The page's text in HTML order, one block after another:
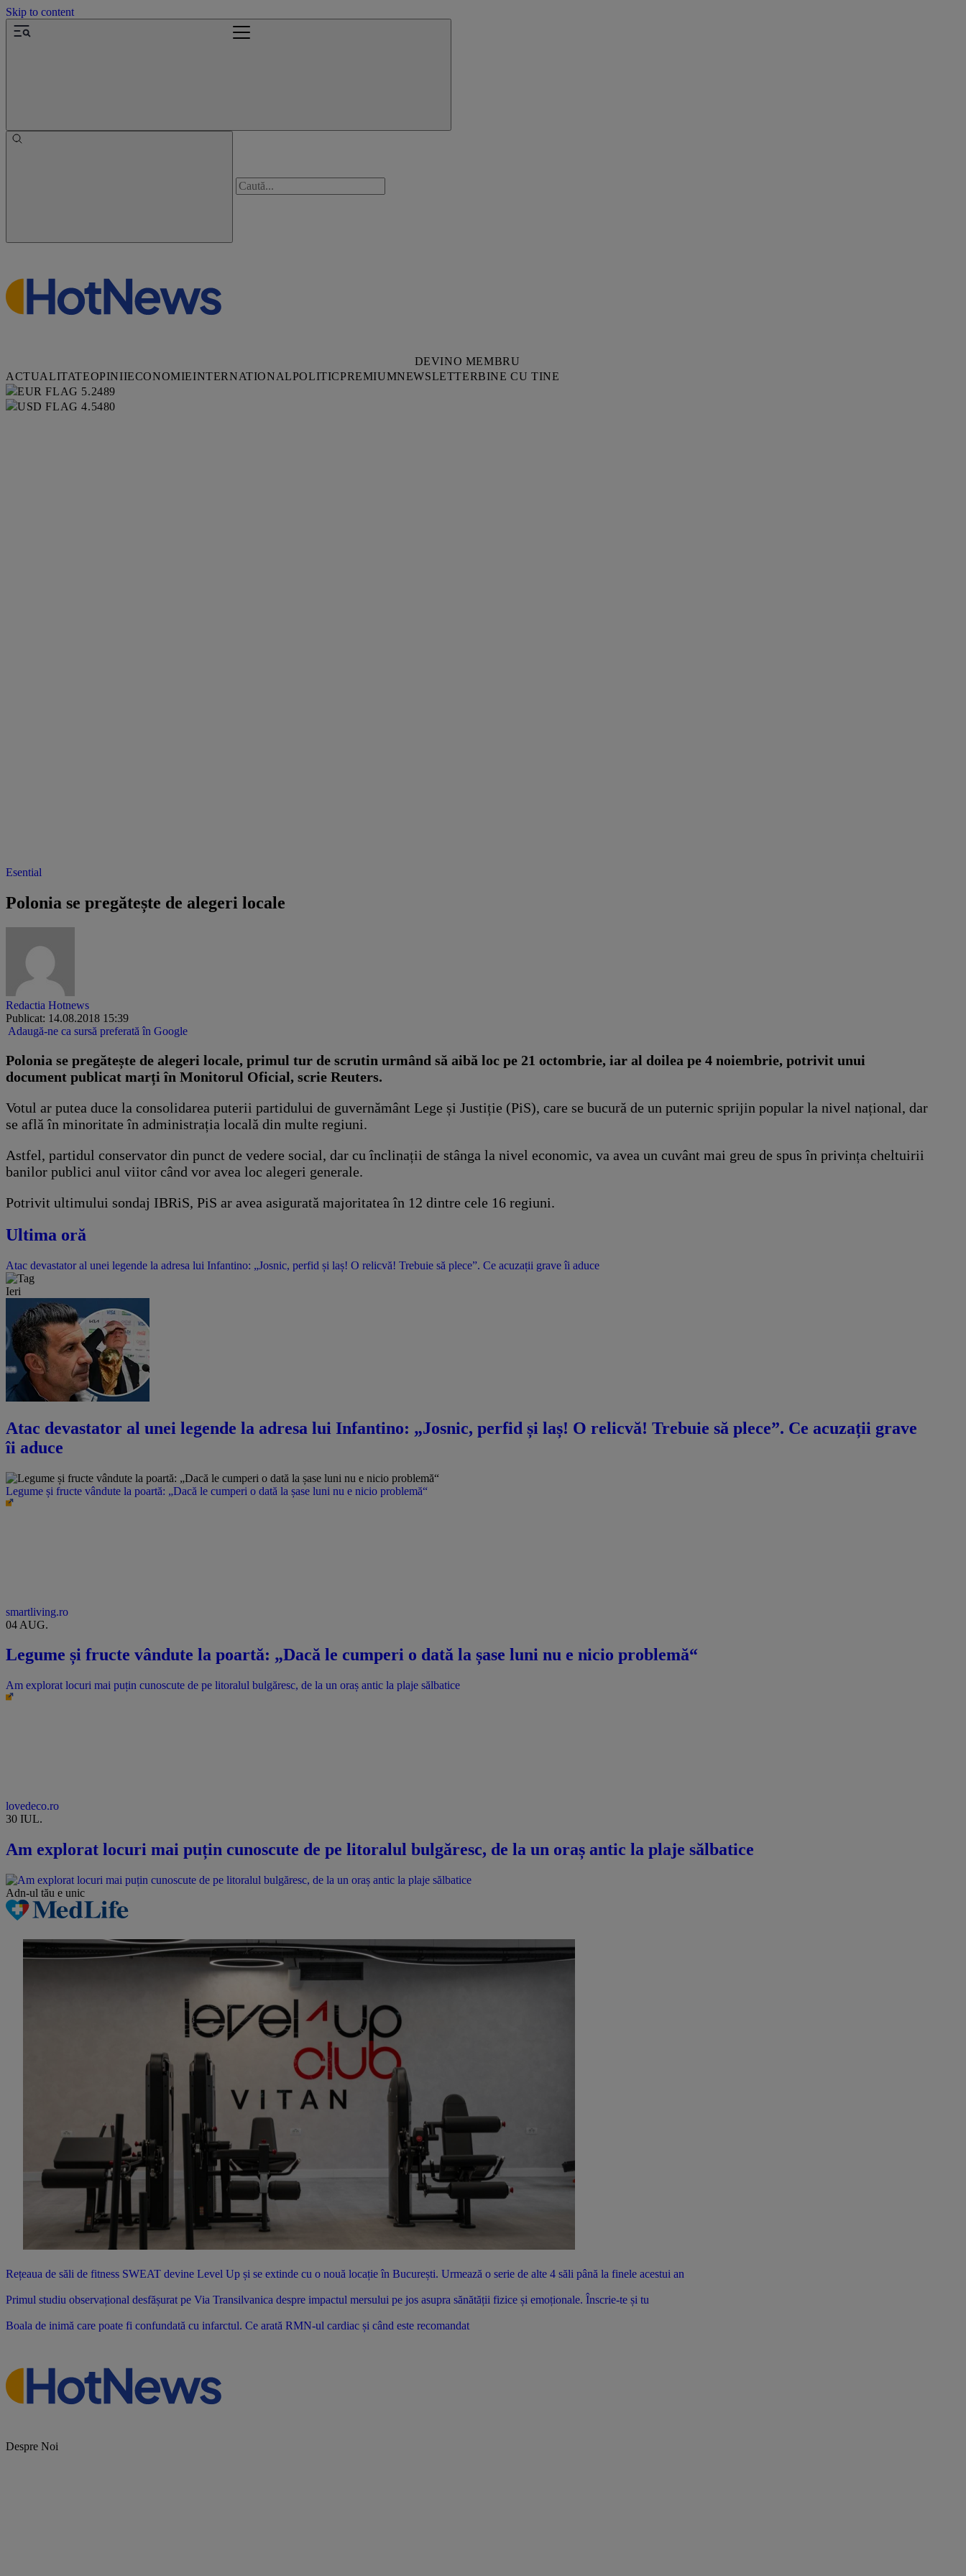
Skip to content
DEVINO MEMBRU
ACTUALITATEOPINIIECONOMIEINTERNATIONALPOLITICPREMIUMNEWSLETTERBINE CU TINE
5.2489
4.5480
Esential
Polonia se pregătește de alegeri locale
Redactia Hotnews
Publicat: 14.08.2018 15:39
Adaugă-ne ca sursă preferată în Google
Polonia se pregătește de alegeri locale, primul tur de scrutin urmând să aibă loc pe 21 octombrie, iar al doilea pe 4 noiembrie, potrivit unui
document publicat marți în Monitorul Oficial, scrie Reuters.
Votul ar putea duce la consolidarea puterii partidului de guvernământ Lege și Justiție (PiS), care se bucură de un puternic sprijin popular la nivel național, dar
se află în minoritate în administrația locală din multe regiuni.
Astfel, partidul conservator din punct de vedere social, dar cu înclinații de stânga la nivel economic, va avea un cuvânt mai greu de spus în privința cheltuirii
banilor publici anul viitor când vor avea loc alegeri generale.
Potrivit ultimului sondaj IBRiS, PiS ar avea asigurată majoritatea în 12 dintre cele 16 regiuni.
Ultima oră
Atac devastator al unei legende la adresa lui Infantino: „Josnic, perfid și laș! O relicvă! Trebuie să plece”. Ce acuzații grave îi aduce
Ieri
Atac devastator al unei legende la adresa lui Infantino: „Josnic, perfid și laș! O relicvă! Trebuie să plece”. Ce acuzații grave
îi aduce
Legume și fructe vândute la poartă: „Dacă le cumperi o dată la șase luni nu e nicio problemă“
smartliving.ro
04 AUG.
Legume și fructe vândute la poartă: „Dacă le cumperi o dată la șase luni nu e nicio problemă“
Am explorat locuri mai puțin cunoscute de pe litoralul bulgăresc, de la un oraș antic la plaje sălbatice
lovedeco.ro
30 IUL.
Am explorat locuri mai puțin cunoscute de pe litoralul bulgăresc, de la un oraș antic la plaje sălbatice
Adn-ul tău e unic
Rețeaua de săli de fitness SWEAT devine Level Up și se extinde cu o nouă locație în București. Urmează o serie de alte 4 săli până la finele acestui an
Primul studiu observațional desfășurat pe Via Transilvanica despre impactul mersului pe jos asupra sănătății fizice și emoționale. Înscrie-te și tu
Boala de inimă care poate fi confundată cu infarctul. Ce arată RMN-ul cardiac și când este recomandat
Despre Noi